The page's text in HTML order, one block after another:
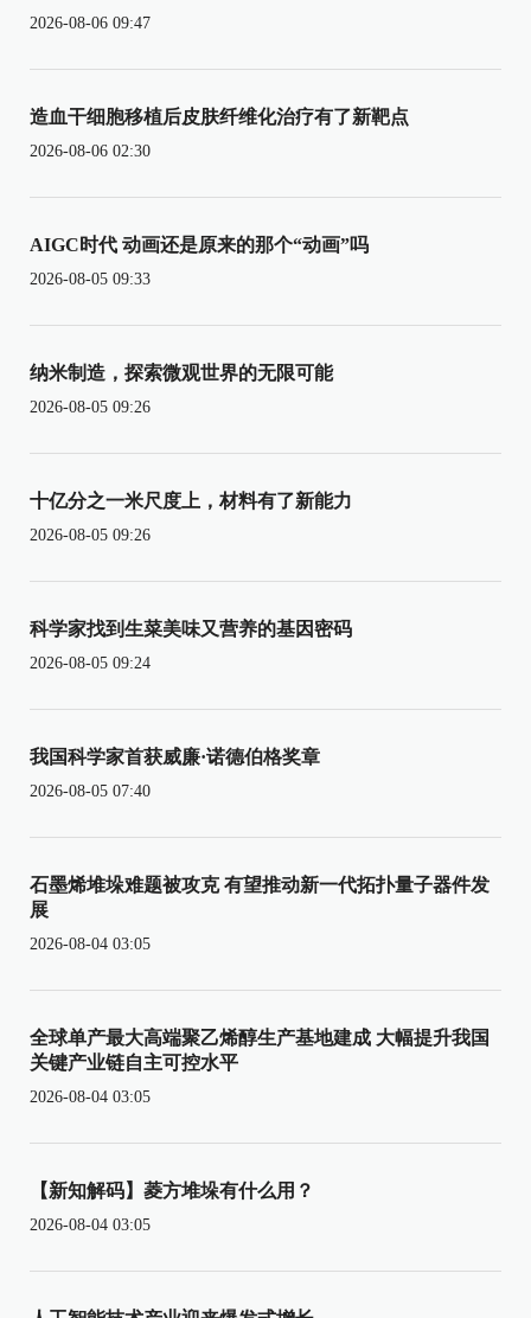
2026-08-06 09:47
造血干细胞移植后皮肤纤维化治疗有了新靶点
2026-08-06 02:30
AIGC时代 动画还是原来的那个“动画”吗
2026-08-05 09:33
纳米制造，探索微观世界的无限可能
2026-08-05 09:26
十亿分之一米尺度上，材料有了新能力
2026-08-05 09:26
科学家找到生菜美味又营养的基因密码
2026-08-05 09:24
我国科学家首获威廉·诺德伯格奖章
2026-08-05 07:40
石墨烯堆垛难题被攻克 有望推动新一代拓扑量子器件发
展
2026-08-04 03:05
全球单产最大高端聚乙烯醇生产基地建成 大幅提升我国
关键产业链自主可控水平
2026-08-04 03:05
【新知解码】菱方堆垛有什么用？
2026-08-04 03:05